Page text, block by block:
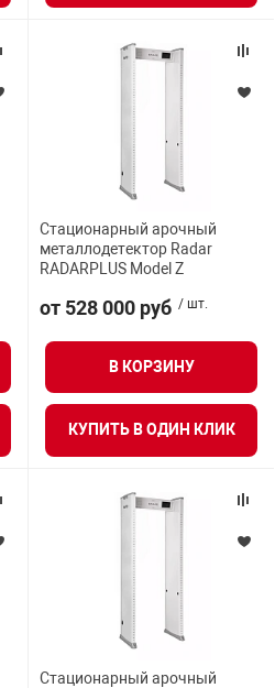
Стационарный арочный
металлодетектор Radar
RADARPLUS Model Z
от 528 000 руб / шт.
В КОРЗИНУ
КУПИТЬ В ОДИН КЛИК
Стационарный арочный